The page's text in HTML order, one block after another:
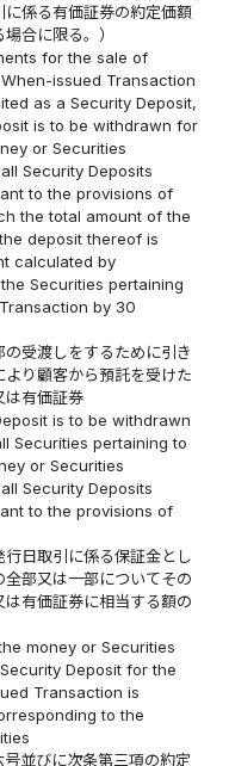
係る有価証券の約定価額
合に限る。）
for the sale of
issued Transaction
as a Security Deposit,
is to be withdrawn for
or Securities
Security Deposits
to the provisions of
the total amount of the
deposit thereof is
calculated by
Securities pertaining
by 30
受渡しをするために引き
り顧客から預託を受けた
は有価証券
is to be withdrawn
Securities pertaining to
or Securities
Security Deposits
to the provisions of
日取引に係る保証金とし
部又は一部についてその
有価証券に相当する額の
money or Securities
Deposit for the
Transaction is
to the
並びに次条第三項の約定